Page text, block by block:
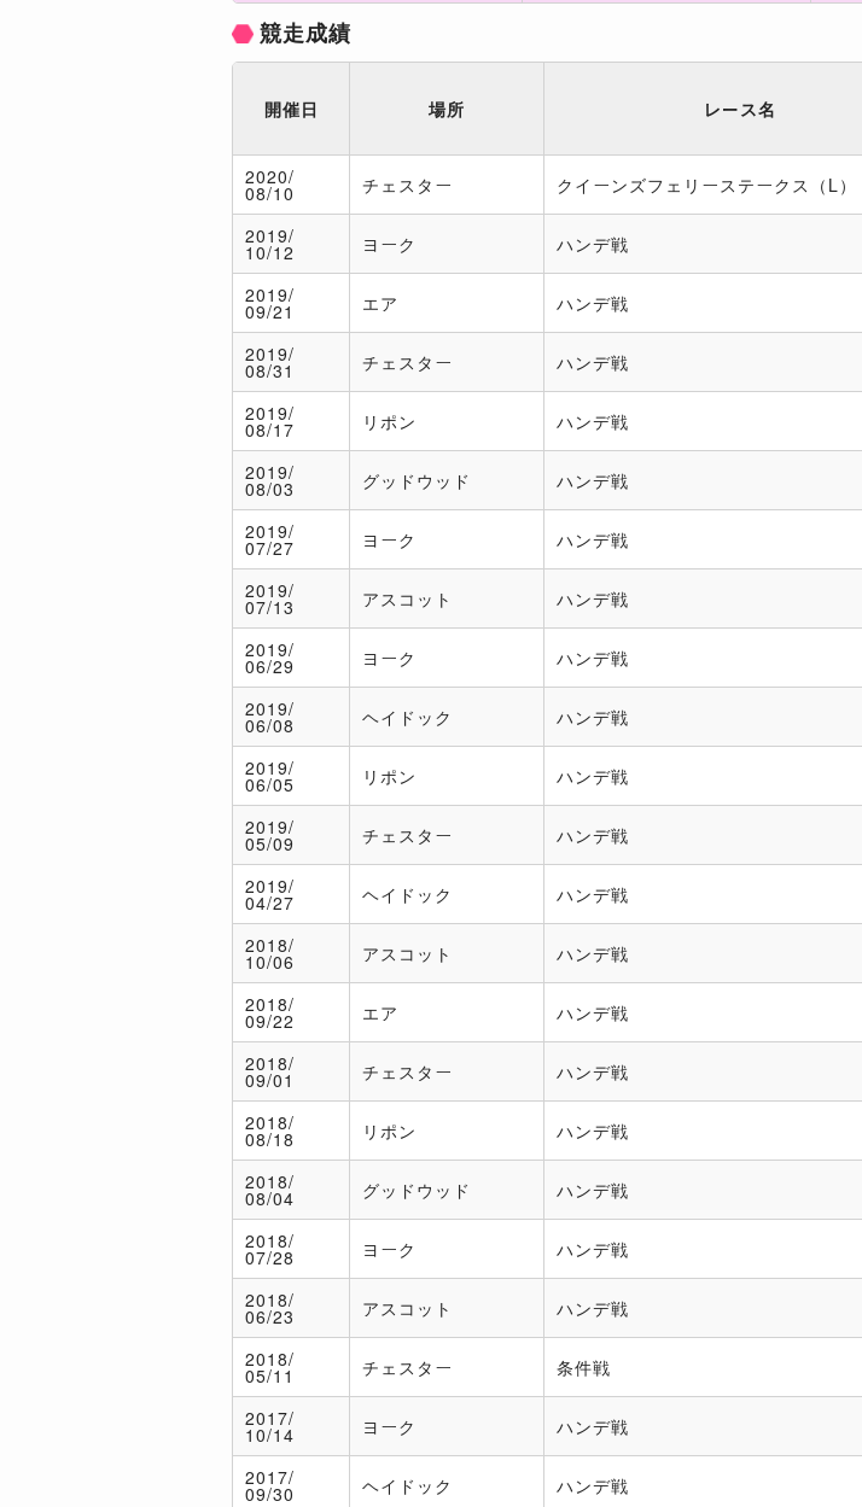
競走成績
開催日 場所 レース名
2020/
08/10 チェスター クイーンズフェリーステークス（L）
2019/
10/12 ヨーク ハンデ戦
2019/
09/21 エア ハンデ戦
2019/
08/31 チェスター ハンデ戦
2019/
08/17 リポン ハンデ戦
2019/
08/03 グッドウッド ハンデ戦
2019/
07/27 ヨーク ハンデ戦
2019/
07/13 アスコット ハンデ戦
2019/
06/29 ヨーク ハンデ戦
2019/
06/08 ヘイドック ハンデ戦
2019/
06/05 リポン ハンデ戦
2019/
05/09 チェスター ハンデ戦
2019/
04/27 ヘイドック ハンデ戦
2018/
10/06 アスコット ハンデ戦
2018/
09/22 エア ハンデ戦
2018/
09/01 チェスター ハンデ戦
2018/
08/18 リポン ハンデ戦
2018/
08/04 グッドウッド ハンデ戦
2018/
07/28 ヨーク ハンデ戦
2018/
06/23 アスコット ハンデ戦
2018/
05/11 チェスター 条件戦
2017/
10/14 ヨーク ハンデ戦
2017/
09/30 ヘイドック ハンデ戦